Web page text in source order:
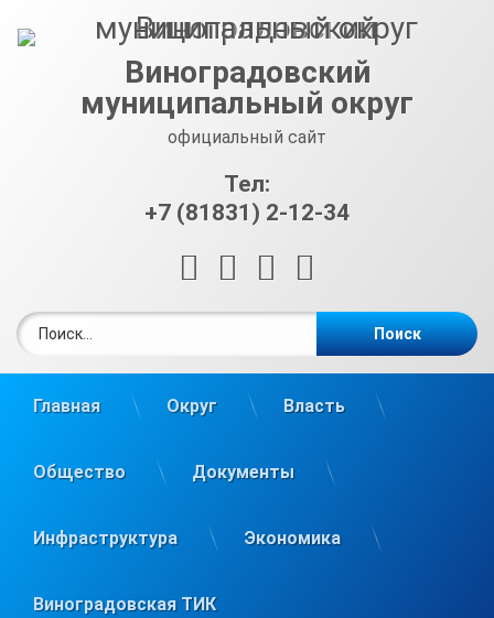
Виноградовский
муниципальный округ
официальный сайт
Тел:
+7 (81831) 2-12-34
RSS E-mailВКонтакте
Главная Округ Власть
Общество Документы
Инфраструктура Экономика
Виноградовская ТИК